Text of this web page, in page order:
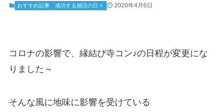
おすすめ記事 成功する婚活の日々 2020年4月6日
コロナの影響で、縁結び寺コン♪の日程が変更にな
りました～
そんな風に地味に影響を受けている